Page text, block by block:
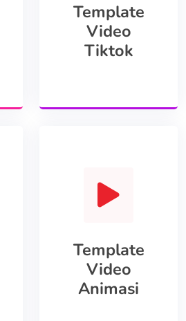
Template
Video
Tiktok
Template
Video
Animasi